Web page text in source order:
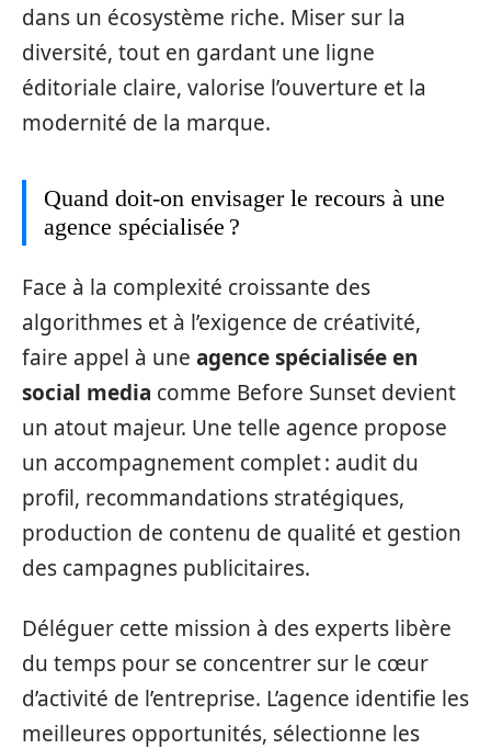
dans un écosystème riche. Miser sur la
diversité, tout en gardant une ligne
éditoriale claire, valorise l’ouverture et la
modernité de la marque.
Quand doit-on envisager le recours à une
agence spécialisée ?
Face à la complexité croissante des
algorithmes et à l’exigence de créativité,
faire appel à une agence spécialisée en
social media comme Before Sunset devient
un atout majeur. Une telle agence propose
un accompagnement complet : audit du
profil, recommandations stratégiques,
production de contenu de qualité et gestion
des campagnes publicitaires.
Déléguer cette mission à des experts libère
du temps pour se concentrer sur le cœur
d’activité de l’entreprise. L’agence identifie les
meilleures opportunités, sélectionne les